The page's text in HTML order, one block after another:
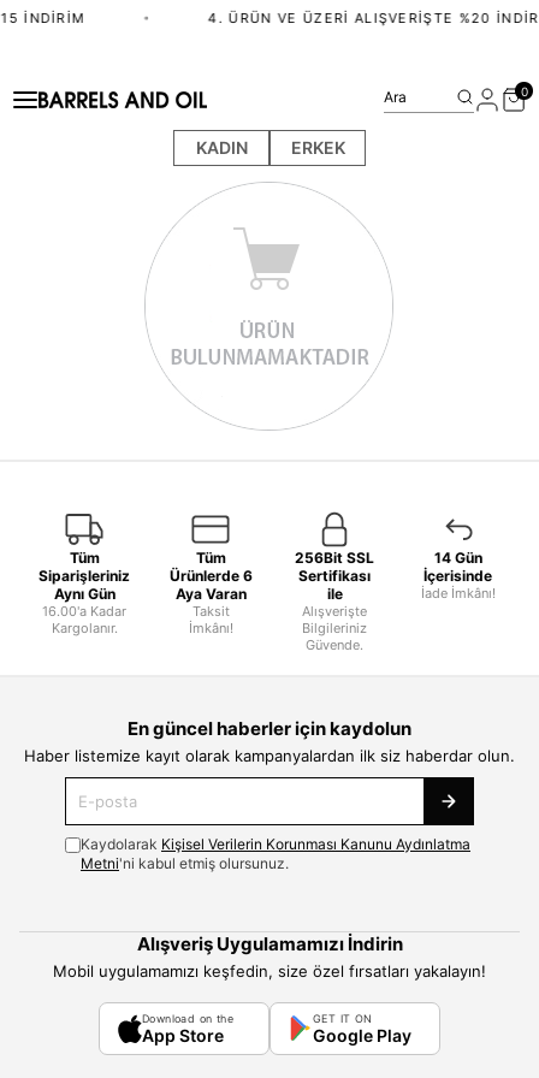
İNDIRIM • 4. ÜRÜN VE ÜZERI ALIŞVERIŞTE %20
KADIN ERKEK
Ara 0
Tüm
Siparişleriniz
Aynı Gün
16.00'a Kadar
Kargolanır.
Tüm
Ürünlerde 6
Aya Varan
Taksit
İmkânı!
256Bit SSL
Sertifikası
ile
Alışverişte
Bilgileriniz
Güvende.
14 Gün
İçerisinde
İade İmkânı!
En güncel haberler için kaydolun
Haber listemize kayıt olarak kampanyalardan ilk siz haberdar olun.
Kaydolarak Kişisel Verilerin Korunması Kanunu Aydınlatma
Metni'ni kabul etmiş olursunuz.
Alışveriş Uygulamamızı İndirin
Mobil uygulamamızı keşfedin, size özel fırsatları yakalayın!
Download on the
App Store
GET IT ON
Google Play